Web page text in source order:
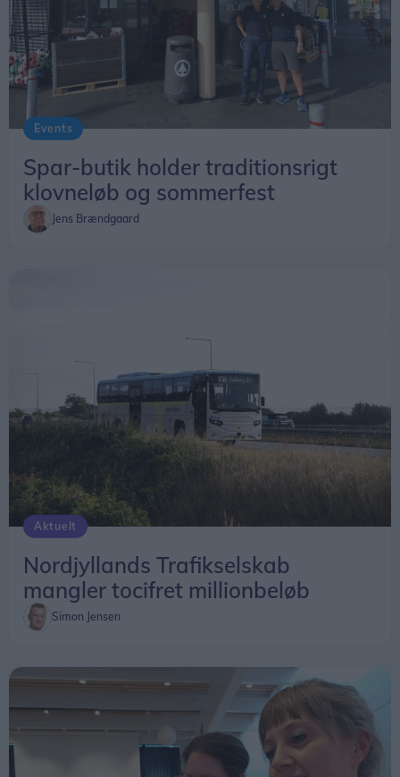
Events
Spar-butik holder traditionsrigt
klovneløb og sommerfest
Jens Brændgaard
Aktuelt
Nordjyllands Trafikselskab
mangler tocifret millionbeløb
Simon Jensen